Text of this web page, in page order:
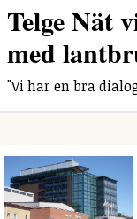
Telge Nät
med
"Vi har en bra